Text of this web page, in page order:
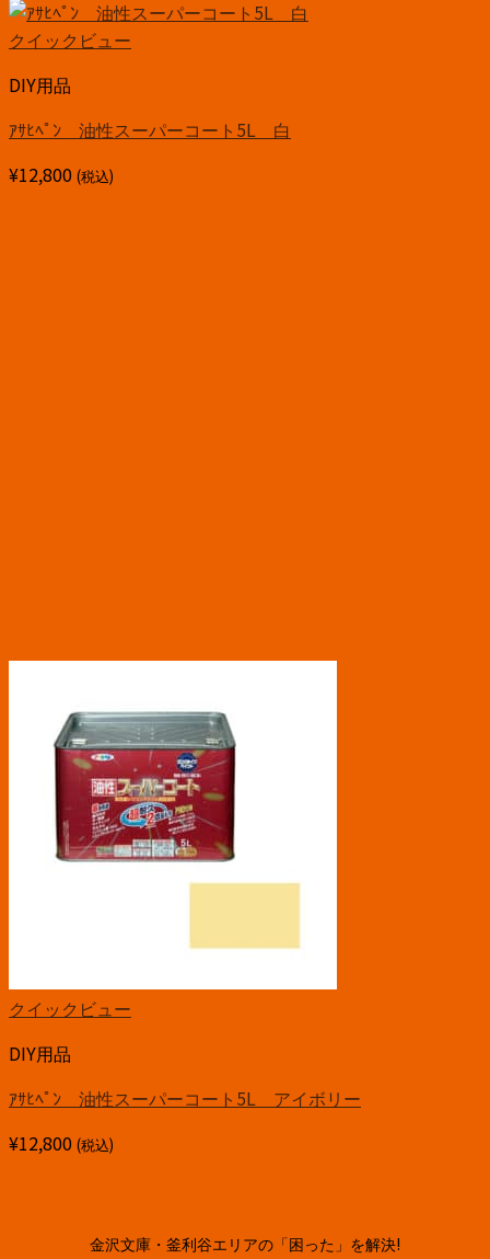
クイックビュー
DIY用品
ｱｻﾋﾍﾟﾝ 油性スーパーコート5L 白
¥12,800 (税込)
クイックビュー
DIY用品
ｱｻﾋﾍﾟﾝ 油性スーパーコート5L アイボリー
¥12,800 (税込)
金沢文庫・釜利谷エリアの「困った」を解決!